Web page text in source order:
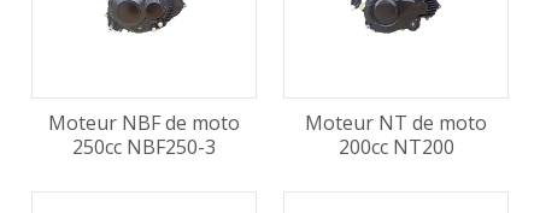
Moteur NBF de moto
250cc NBF250-3
Moteur NT de moto
200cc NT200